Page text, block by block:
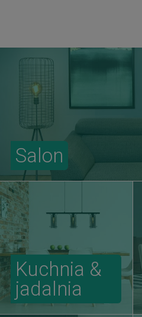
Salon
Kuchnia &
jadalnia